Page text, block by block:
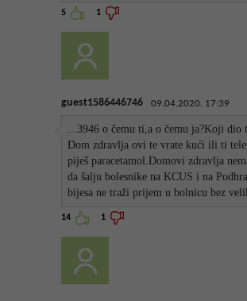
5 1
guest1586446746 09.04.2020. 17:39
...3946 o čemu ti,a o čemu ja?Koji dio
Dom zdravlja ovi te vrate kući ili ti
piješ paracetamol.Domovi zdravlja
da šalju bolesnike na KCUS i na
bijesa ne traži prijem u bolnicu bez
14 1